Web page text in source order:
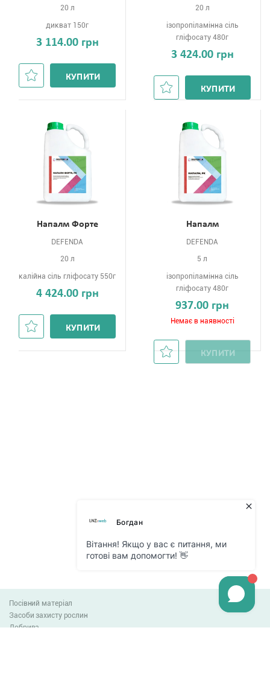
20 л
дикват 150г
3 114.00 грн
КУПИТИ
20 л
ізопропіламінна сіль
гліфосату 480г
3 424.00 грн
КУПИТИ
Напалм Форте
DEFENDA
20 л
калійна сіль гліфосату 550г
4 424.00 грн
КУПИТИ
Напалм
DEFENDA
5 л
ізопропіламінна сіль
гліфосату 480г
937.00 грн
Немає в наявності
КУПИТИ
Посівний матеріал
Засоби захисту рослин
Добрива